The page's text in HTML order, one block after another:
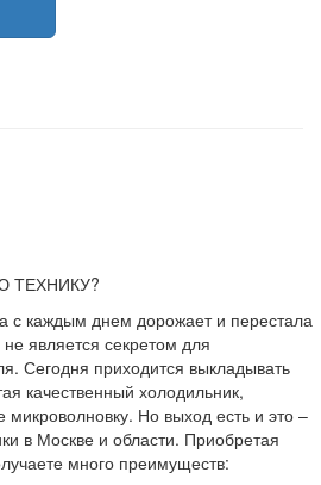
ТЕХНИКУ?
с каждым днем дорожает и перестала
является секретом для
Сегодня приходится выкладывать
качественный холодильник,
Но выход есть и это –
в Москве и области. Приобретая
много преимуществ: